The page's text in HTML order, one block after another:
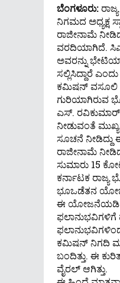
ಬೆಂಗಳೂರು:
ನಿಗಮದ ಅಧ್ಯಕ್ಷ
ರಾಜೀನಾಮೆ
ವರದಿಯಾಗಿದೆ.
ಅವರನ್ನು
ಸಲ್ಲಿಸಿದ್ದಾರೆ
ಕಮಿಷನ್ ವಸೂಲಿ
ಗುರಿಯಾಗಿರುವ
ಎಸ್.
ನೀಡುವಂತೆ
ಸೂಚನೆ ನೀಡಿದ್ದು
ರಾಜೀನಾಮೆ
ಸುಮಾರು 15
ಕರ್ನಾಟಕ ರಾಜ್ಯ
ಭೂಒಡೆತನ
ಈ ಯೋಜನೆಯಡಿ
ಫಲಾನುಭವಿಗಳಿಗೆ
ಕಮಿಷನ್ ನಿಗದಿ
ಬಂದಿತ್ತು. ಈ
ವೈರಲ್ ಆಗಿತ್ತು.